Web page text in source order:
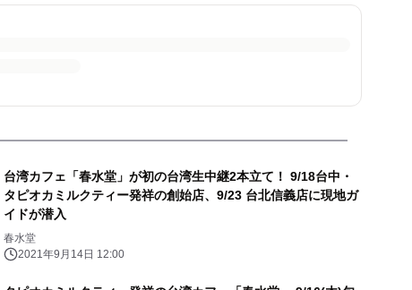
台湾カフェ「春水堂」が初の台湾生中継2本立て！ 9/18台中・
タピオカミルクティー発祥の創始店、9/23 台北信義店に現地ガ
イドが潜入
春水堂
2021年9月14日 12:00